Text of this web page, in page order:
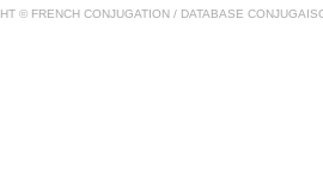
© FRENCH CONJUGATION / DATABASE